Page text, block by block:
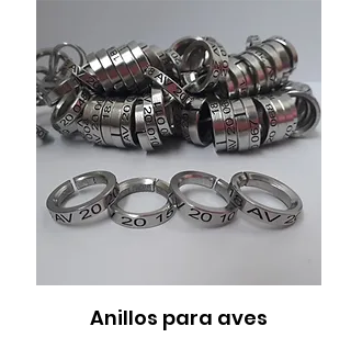
Anillos para aves